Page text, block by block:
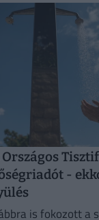
-
is fokozott a